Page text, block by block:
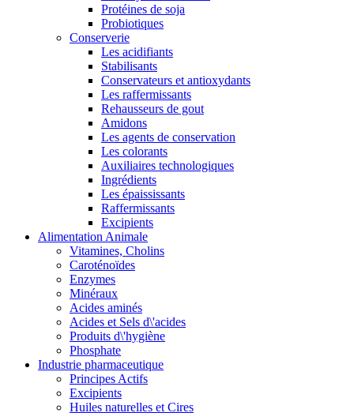
Protéines de soja
Probiotiques
Conserverie
Les acidifiants
Stabilisants
Conservateurs et antioxydants
Les raffermissants
Rehausseurs de gout
Amidons
Les agents de conservation
Les colorants
Auxiliaires technologiques
Ingrédients
Les épaississants
Raffermissants
Excipients
Alimentation Animale
Vitamines, Cholins
Caroténoïdes
Enzymes
Minéraux
Acides aminés
Acides et Sels d\'acides
Produits d\'hygiène
Phosphate
Industrie pharmaceutique
Principes Actifs
Excipients
Huiles naturelles et Cires